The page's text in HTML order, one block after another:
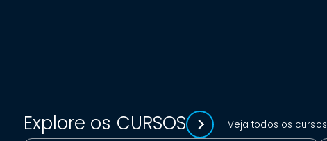
Explore os CURSOS Veja todos os cursos